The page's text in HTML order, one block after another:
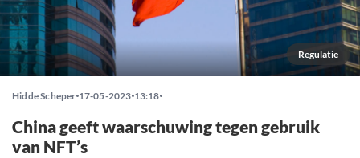
Regulatie
Hidde Scheper 17-05-2023 13:18
China geeft waarschuwing tegen gebruik
van NFT’s